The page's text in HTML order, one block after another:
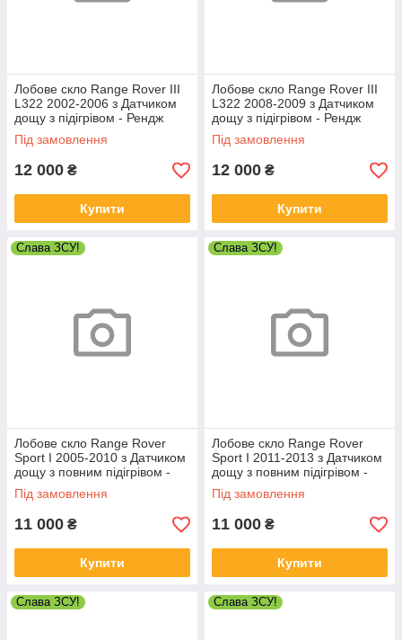
Лобове скло Range Rover III
L322 2002-2006 з Датчиком
дощу з підігрівом - Рендж
Ровер
Під замовлення
12 000 ₴
Купити
Лобове скло Range Rover III
L322 2008-2009 з Датчиком
дощу з підігрівом - Рендж
Ровер
Під замовлення
12 000 ₴
Купити
Слава ЗСУ!
Лобове скло Range Rover
Sport I 2005-2010 з Датчиком
дощу з повним підігрівом -
Рендж Ровер Спорт
Під замовлення
11 000 ₴
Купити
Слава ЗСУ!
Лобове скло Range Rover
Sport I 2011-2013 з Датчиком
дощу з повним підігрівом -
Рендж Ровер Спорт
Під замовлення
11 000 ₴
Купити
Слава ЗСУ! Слава ЗСУ!